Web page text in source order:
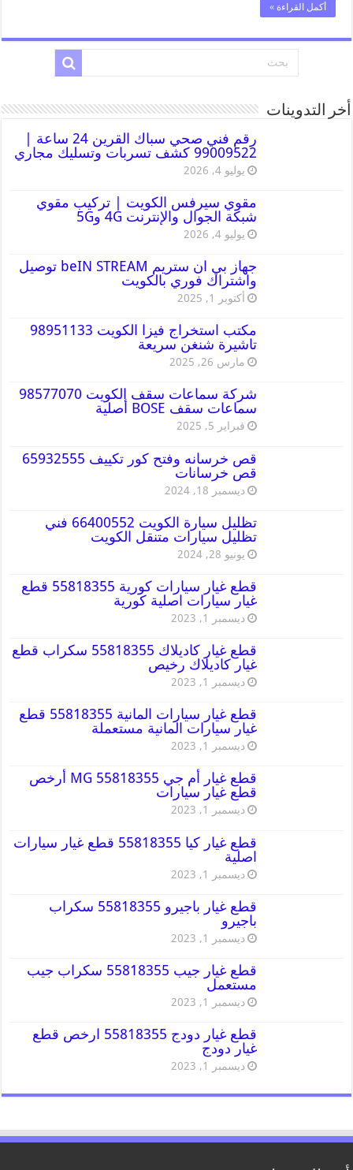
أكمل القراءة »
أخر التدوينات
رقم فني صحي سباك القرين 24 ساعة |
99009522 كشف تسربات وتسليك مجاري
يوليو 4, 2026
مقوي سيرفس الكويت | تركيب مقوي
شبكة الجوال والإنترنت 4G و5G
يوليو 4, 2026
جهاز بي ان ستريم beIN STREAM توصيل
واشتراك فوري بالكويت
أكتوبر 1, 2025
مكتب استخراج فيزا الكويت 98951133
تاشيرة شنغن سريعة
مارس 26, 2025
شركة سماعات سقف الكويت 98577070
سماعات سقف BOSE أصلية
فبراير 5, 2025
قص خرسانه وفتح كور تكييف 65932555
قص خرسانات
ديسمبر 18, 2024
تظليل سيارة الكويت 66400552 فني
تظليل سيارات متنقل الكويت
يونيو 28, 2024
قطع غيار سيارات كورية 55818355 قطع
غيار سيارات اصلية كورية
ديسمبر 1, 2023
قطع غيار كاديلاك 55818355 سكراب قطع
غيار كاديلاك رخيص
ديسمبر 1, 2023
قطع غيار سيارات المانية 55818355 قطع
غيار سيارات المانية مستعملة
ديسمبر 1, 2023
قطع غيار أم جي MG 55818355 أرخص
قطع غيار سيارات
ديسمبر 1, 2023
قطع غيار كيا 55818355 قطع غيار سيارات
اصلية
ديسمبر 1, 2023
قطع غيار باجيرو 55818355 سكراب
باجيرو
ديسمبر 1, 2023
قطع غيار جيب 55818355 سكراب جيب
مستعمل
ديسمبر 1, 2023
قطع غيار دودج 55818355 ارخص قطع
غيار دودج
ديسمبر 1, 2023